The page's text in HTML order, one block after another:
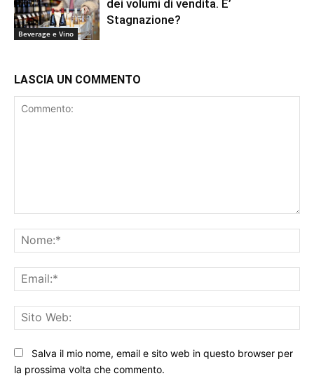
Beverage e Vino
dei volumi di vendita. E’
Stagnazione?
LASCIA UN COMMENTO
Salva il mio nome, email e sito web in questo browser per
la prossima volta che commento.